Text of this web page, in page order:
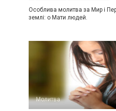
Особлива молитва за Мир і
землі: о Мати людей.
Молитва